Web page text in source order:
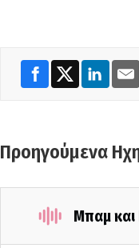
Προηγούμενα
Μπαμ